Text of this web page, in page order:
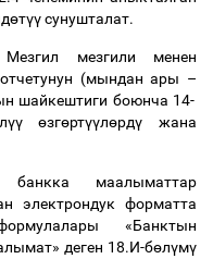
өтүүсунушталат.
мезгили менен
(мындан ары –
шайкештиги боюнча 14-
үү өзгөртүүлөрдү жана
маалыматтар
электрондук форматта
«Банктын
деген 18.И-бөлүмү